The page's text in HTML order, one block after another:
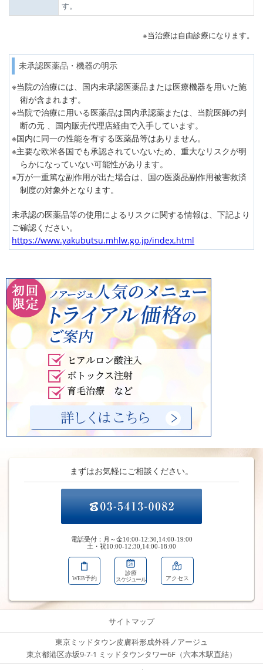
す。
※当治療は自由診療になります。
未承認医薬品・機器の明示
当院の治療には、国内未承認医薬品または医療機器を用いた施
術が含まれます。
当院で治療に用いる医薬品は国内承認薬または、当院医師の判
断の元 、国内販売代理店経由で入手しています。
国内に同一の性能を有する医薬品等はありません。
主要な欧米各国でも承認されていないため、重大なリスクが明
らかになっていない可能性があります。
万が一重篤な副作用が出た場合は、国の医薬品副作用被害救済
制度の対象外となります。
未承認の医薬品等の使用によるリスクに関する情報は、下記より
ご確認ください。
https://www.yakubutsu.mhlw.go.jp/index.html
まずはお気軽にご相談ください。
電話受付：月～金10:00-12:30,14:00-19:00
土・祝10:00-12:30,14:00-18:00
WEB予約
診療
スケジュール
アクセス
サイトマップ
東京ミッドタウン皮膚科形成外科ノアージュ
東京都港区赤坂9-7-1 ミッドタウンタワー6F（六本木駅直結）